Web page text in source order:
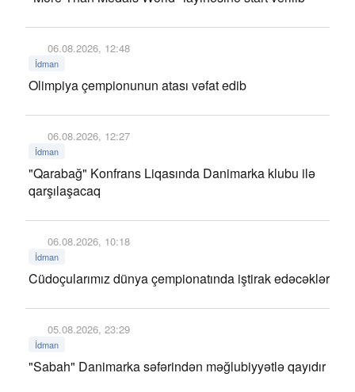
06.08.2026, 12:48
İdman
Olimpiya çempionunun atası vəfat edib
06.08.2026, 12:27
İdman
"Qarabağ" Konfrans Liqasında Danimarka klubu ilə
qarşılaşacaq
06.08.2026, 10:18
İdman
Cüdoçularımız dünya çempionatında iştirak edəcəklər
05.08.2026, 23:29
İdman
"Sabah" Danimarka səfərindən məğlubiyyətlə qayıdır